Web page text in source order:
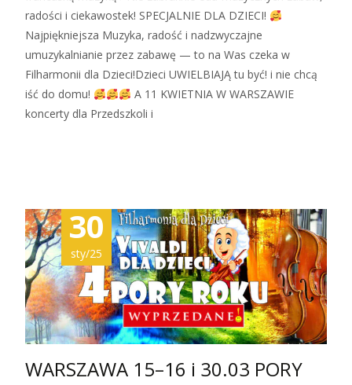
radości i ciekawostek! SPECJALNIE DLA DZIECI!
Najpiękniejsza Muzyka, radość i nadzwyczajne
umuzykalnianie przez zabawę — to na Was czeka w
Filharmonii dla Dzieci!Dzieci UWIELBIAJĄ tu być! i nie chcą
iść do domu!
A 11 KWIETNIA W WARSZAWIE
koncerty dla Przedszkoli i
30
sty/25
WARSZAWA 15–16 i 30.03 PORY